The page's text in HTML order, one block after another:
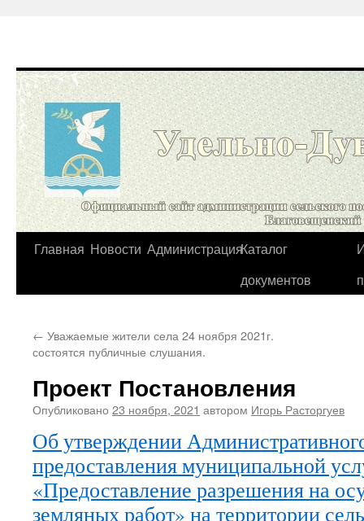
Перейти
Главная Новости АдминистрацияКаталог
документов
← Уважаемые жители села 24 ноября 2021г.
состоятся публичные слушания.
Проект Постановления
Опубликовано 23 ноября, 2021 автором Игорь Расторгуев
Об утверждении
предоставления муниципальной
«Предоставление разрешения на
земляных работ» на территории